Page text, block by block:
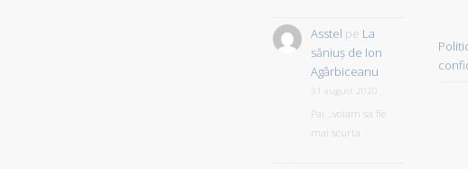
Asstel pe La
săniuş de Ion
Agârbiceanu
31 august 2020
Pai...voiam sa fie
mai scurta. .